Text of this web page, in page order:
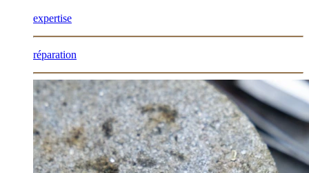
expertise
réparation